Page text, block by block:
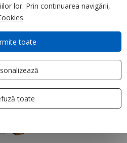
lor. Prin continuarea navigării,
.
toate
toate